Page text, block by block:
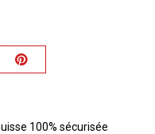
100% sécurisée